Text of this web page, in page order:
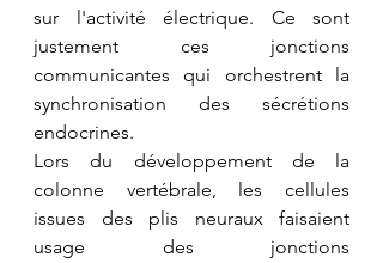
sur l'activité électrique. Ce sont
justement ces jonctions
communicantes qui orchestrent la
synchronisation des sécrétions
endocrines.
Lors du développement de la
colonne vertébrale, les cellules
issues des plis neuraux faisaient
usage des jonctions